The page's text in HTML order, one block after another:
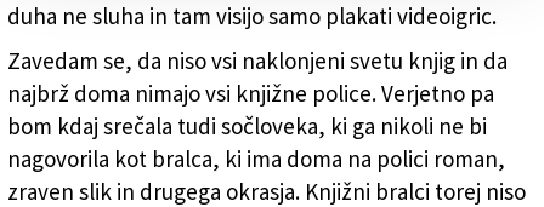
duha ne sluha in tam visijo samo plakati videoigric.
Zavedam se, da niso vsi naklonjeni svetu knjig in da
najbrž doma nimajo vsi knjižne police. Verjetno pa
bom kdaj srečala tudi sočloveka, ki ga nikoli ne bi
nagovorila kot bralca, ki ima doma na polici roman,
zraven slik in drugega okrasja. Knjižni bralci torej niso